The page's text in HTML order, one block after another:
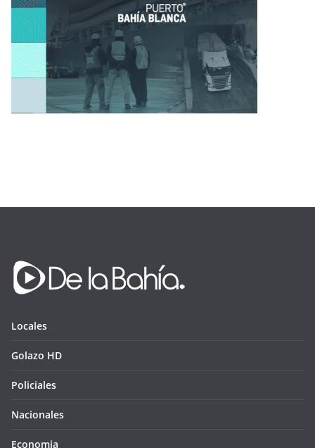
Locales
Golazo HD
Policiales
Nacionales
Economia